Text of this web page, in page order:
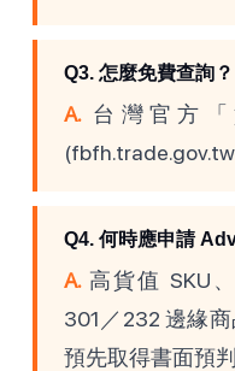
Q3. 怎麼免費查詢？
A. 台灣官方
Q4. 何時應申請
A. 高貨值 SKU
301／232 邊緣商
預先取得書面預判